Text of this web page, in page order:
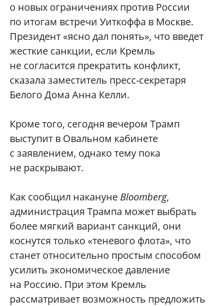
о новых ограничениях против России
по итогам встречи Уиткоффа в Москве.
Президент «ясно дал понять», что введет
жесткие санкции, если Кремль
не согласится прекратить конфликт,
сказала заместитель пресс-секретаря
Белого Дома Анна Келли.
Кроме того, сегодня вечером Трамп
выступит в Овальном кабинете
с заявлением, однако тему пока
не раскрывают.
Как сообщил накануне Bloomberg,
администрация Трампа может выбрать
более мягкий вариант санкций, они
коснутся только «теневого флота», что
станет относительно простым способом
усилить экономическое давление
на Россию. При этом Кремль
рассматривает возможность предложить